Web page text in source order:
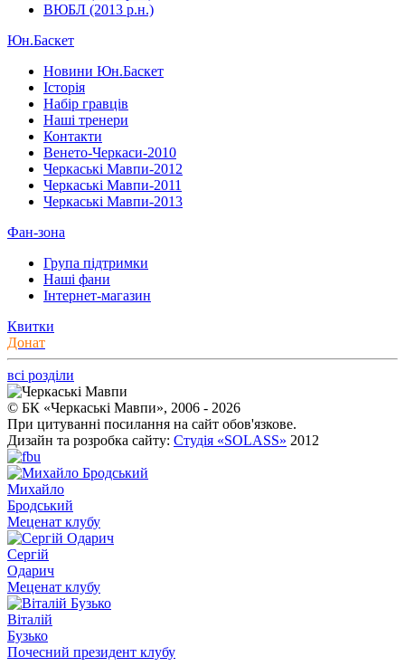
ВЮБЛ (2013 р.н.)
Юн.Баскет
Новини Юн.Баскет
Історія
Набір гравців
Наші тренери
Контакти
Венето-Черкаси-2010
Черкаські Мавпи-2012
Черкаські Мавпи-2011
Черкаські Мавпи-2013
Фан-зона
Група підтримки
Наші фани
Інтернет-магазин
Квитки
Донат
всі розділи
© БК «Черкаські Мавпи», 2006 - 2026
При цитуванні посилання на сайт обов'язкове.
Дизайн та розробка сайту: Студія «SOLASS» 2012
Михайло
Бродський
Меценат клубу
Сергій
Одарич
Меценат клубу
Віталій
Бузько
Почесний президент клубу